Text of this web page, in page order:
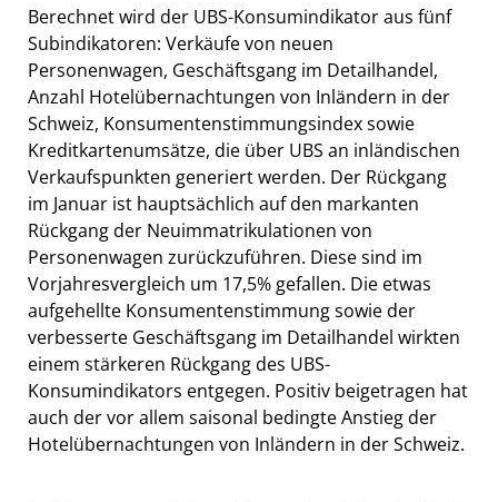
Berechnet wird der UBS-Konsumindikator aus fünf
Subindikatoren: Verkäufe von neuen
Personenwagen, Geschäftsgang im Detailhandel,
Anzahl Hotelübernachtungen von Inländern in der
Schweiz, Konsumentenstimmungsindex sowie
Kreditkartenumsätze, die über UBS an inländischen
Verkaufspunkten generiert werden. Der Rückgang
im Januar ist hauptsächlich auf den markanten
Rückgang der Neuimmatrikulationen von
Personenwagen zurückzuführen. Diese sind im
Vorjahresvergleich um 17,5% gefallen. Die etwas
aufgehellte Konsumentenstimmung sowie der
verbesserte Geschäftsgang im Detailhandel wirkten
einem stärkeren Rückgang des UBS-
Konsumindikators entgegen. Positiv beigetragen hat
auch der vor allem saisonal bedingte Anstieg der
Hotelübernachtungen von Inländern in der Schweiz.